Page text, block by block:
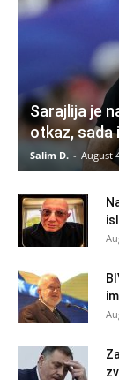
Sarajlija je
otkaz, sada
Salim D. - August